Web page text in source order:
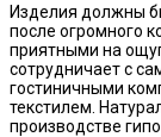
Изделия должны
после огромного
приятными на
сотрудничает с
гостиничными
текстилем.
производстве